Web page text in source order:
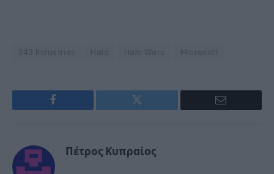
343 Industries Halo Halo Wars Microsoft
Facebook Twitter Email
Πέτρος Κυπραίος